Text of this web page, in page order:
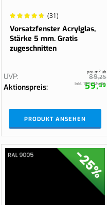
Wertung:
97.3333%
(31)
Vorsatzfenster Acrylglas,
Stärke 5 mm. Gratis
zugeschnitten
UVP 89,25
Aktionspreis
pro m² ab
59,39
Inkl. 19 % MwSt.
PRODUKT ANSEHEN